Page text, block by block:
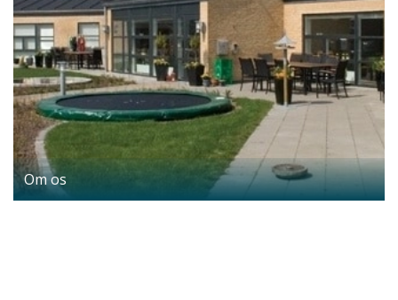
Om os